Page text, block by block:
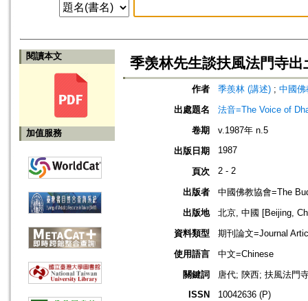
閱讀本文
加值服務
季羡林先生談扶風法門寺出
作者 季羨林 (講述) ; 中國佛
出處題名
法音=The Voice of
卷期
v.1987年 n.5
出版日期
1987
頁次 2 - 2
出版者
中國佛教協會=The
出版地
北京, 中國 [Beijing,
資料類型
期刊論文=Journal
使用語言
中文=Chinese
關鍵詞
唐代; 陝西; 扶風法門
ISSN
10042636 (P)